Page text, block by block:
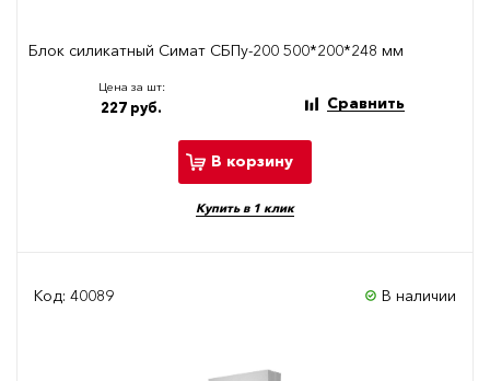
Блок силикатный Симат СБПу-200 500*200*248 мм
Цена за шт:
227 руб. Сравнить
В корзину
Купить в 1 клик
Код: 40089 В наличии